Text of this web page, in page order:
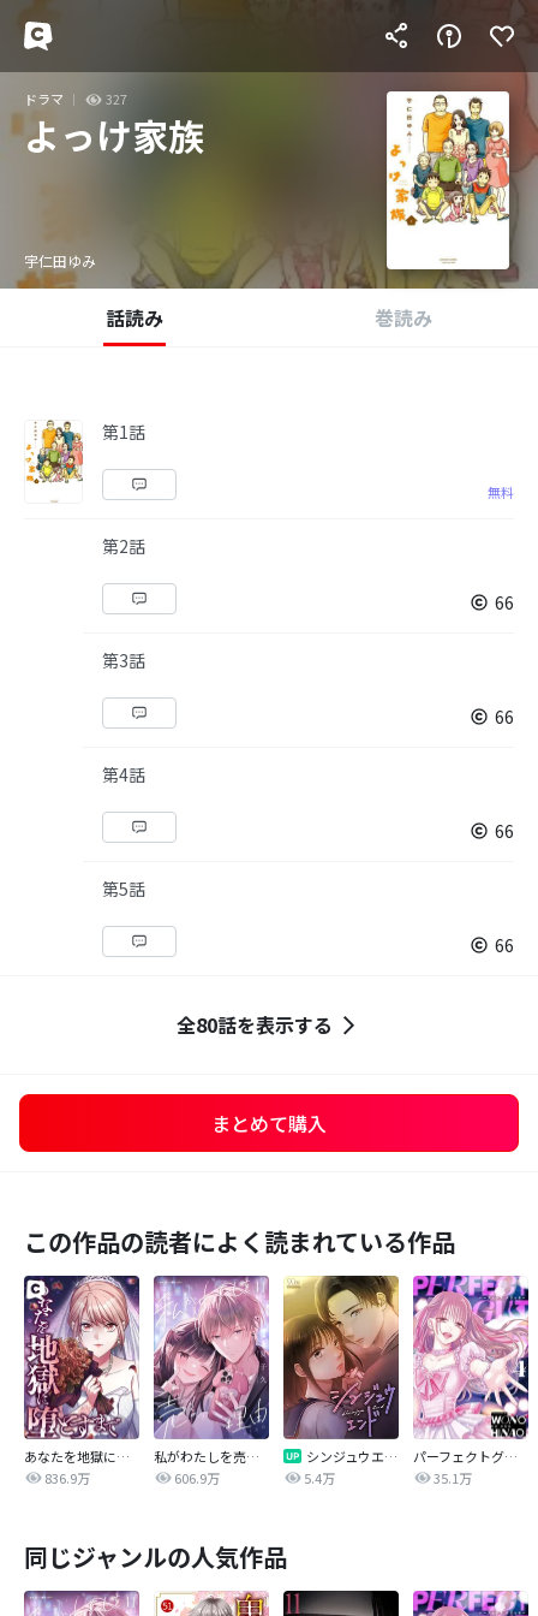
ドラマ 327
よっけ家族
宇仁田ゆみ
話読み 巻読み
第1話
無料
第2話
66
第3話
66
第4話
66
第5話
66
全80話を表示する
まとめて購入
この作品の読者によく読まれている作品
あなたを地獄に堕とすまで
836.9万
私がわたしを売る理由
606.9万
シンジュウエンド【タテヨミ】
5.4万
パーフェクトグリッター
35.1万
同じジャンルの人気作品